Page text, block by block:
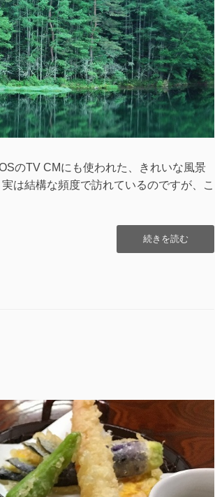
のTV CMにも使われた、きれいな風景
は結構な頻度で訪れているのですが、こ
“初
夏
長
野
県
茅
野
続きを読む